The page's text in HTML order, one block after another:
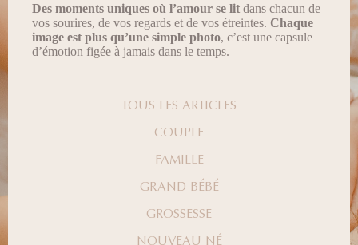
TOUS LES ARTICLES
COUPLE
FAMILLE
GRAND BÉBÉ
GROSSESSE
NOUVEAU NÉ
Des moments uniques où l’amour se lit dans chacun de
vos sourires, de vos regards et de vos étreintes. Chaque
image est plus qu’une simple photo, c’est une capsule
d’émotion figée à jamais dans le temps.